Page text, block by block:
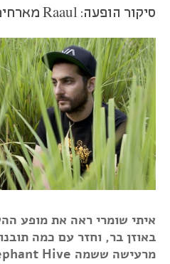
סיקור הופעה: Raaul מארחים את פורטיס באוזן בר
באוזן בר, וחזר עם כמה
מרעישה ששמה Elephant Hive.